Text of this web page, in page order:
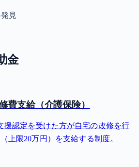
見
金
費支給（介護保険）
援認定を受けた方が自宅の改修を行
上限20万円）を支給する制度。